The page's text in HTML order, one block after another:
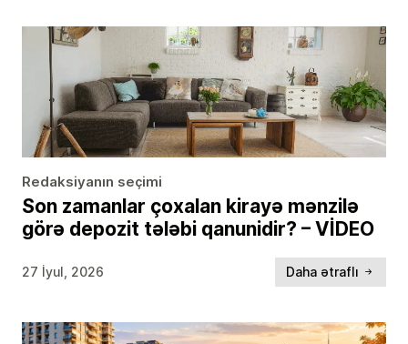
Redaksiyanın seçimi
Son zamanlar çoxalan kirayə mənzilə
görə depozit tələbi qanunidir? – VİDEO
27 İyul, 2026 Daha ətraflı